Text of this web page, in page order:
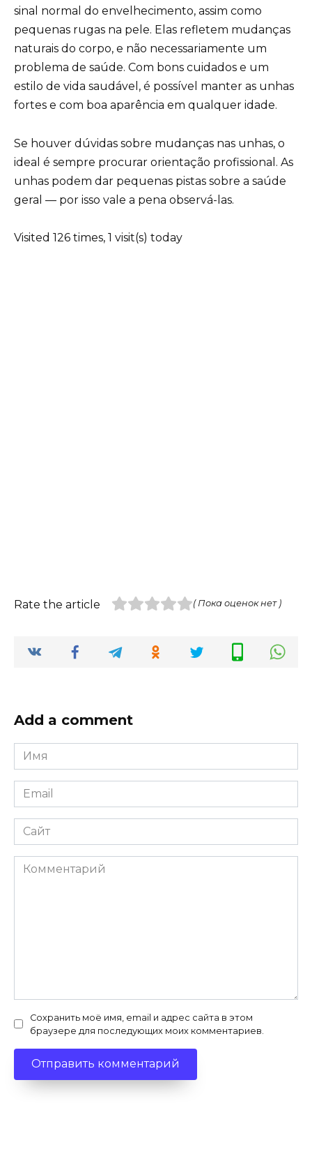
sinal normal do envelhecimento, assim como
pequenas rugas na pele. Elas refletem mudanças
naturais do corpo, e não necessariamente um
problema de saúde. Com bons cuidados e um
estilo de vida saudável, é possível manter as unhas
fortes e com boa aparência em qualquer idade.
Se houver dúvidas sobre mudanças nas unhas, o
ideal é sempre procurar orientação profissional. As
unhas podem dar pequenas pistas sobre a saúde
geral — por isso vale a pena observá-las.
Visited 126 times, 1 visit(s) today
Rate the article ( Пока оценок нет )
Add a comment
Имя
*
Email
*
Сайт
Комментарий
Сохранить моё имя, email и адрес сайта в этом
браузере для последующих моих комментариев.